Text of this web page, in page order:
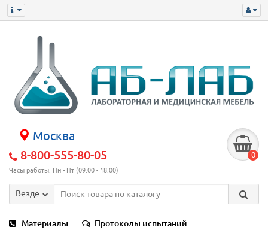
Москва
8-800-555-80-05
Часы работы: Пн - Пт (09:00 - 18:00)
0
Везде
Материалы
Протоколы испытаний